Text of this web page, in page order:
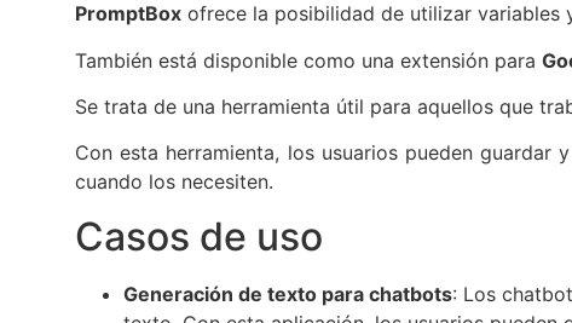
PromptBox ofrece la posibilidad de utilizar variables
También está disponible como una extensión para
Se trata de una herramienta útil para aquellos que
Con esta herramienta, los usuarios pueden
cuando los necesiten.
Casos de uso
Generación de texto para chatbots: Los